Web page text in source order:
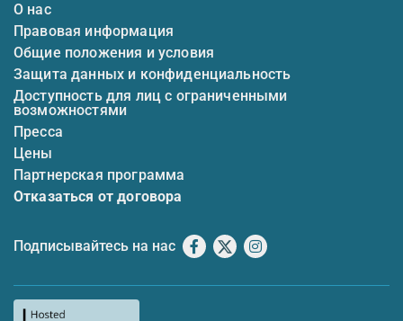
О нас
Правовая информация
Общие положения и условия
Защита данных и конфиденциальность
Доступность для лиц с ограниченными
возможностями
Пресса
Цены
Партнерская программа
Отказаться от договора
Подписывайтесь на нас Facebook
X Instagram